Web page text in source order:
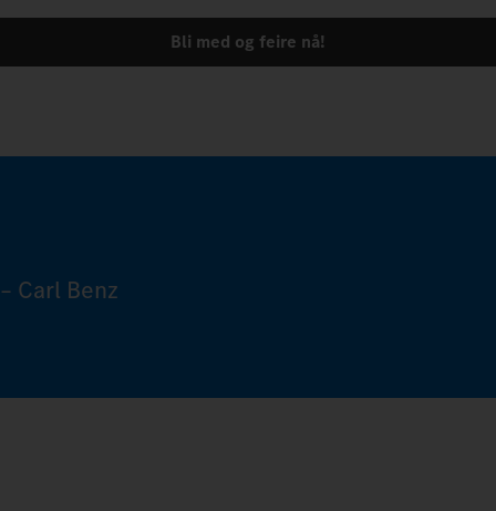
Bli med og feire nå!
– Carl Benz